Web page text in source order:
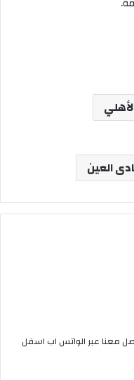
العين
معنا عبر الواتس اب اسفل